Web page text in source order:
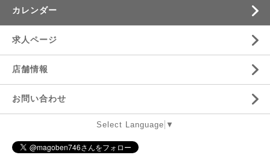
カレンダー
求人ページ
店舗情報
お問い合わせ
Select Language ▼